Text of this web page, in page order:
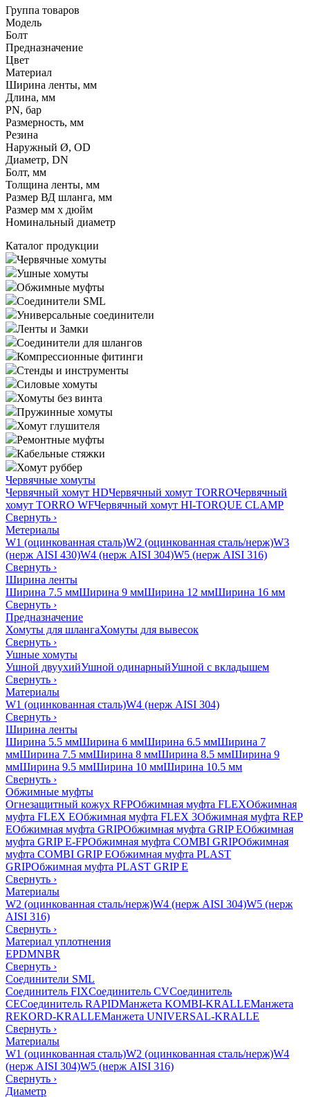
Группа товаров
Модель
Болт
Предназначение
Цвет
Материал
Ширина ленты, мм
Длина, мм
PN, бар
Размерность, мм
Резина
Наружный Ø, OD
Диаметр, DN
Болт, мм
Толщина ленты, мм
Размер ВД шланга, мм
Размер мм x дюйм
Номинальный диаметр
Каталог продукции
Червячные хомуты
Ушные хомуты
Обжимные муфты
Соединители SML
Универсальные соединители
Ленты и Замки
Соединители для шлангов
Компрессионные фитинги
Стенды и инструменты
Силовые хомуты
Хомуты без винта
Пружинные хомуты
Хомут глушителя
Ремонтные муфты
Кабельные стяжки
Хомут руббер
Червячные хомуты
Червячный хомут HDЧервячный хомут TORROЧервячный
хомут TORRO WFЧервячный хомут HI-TORQUE CLAMP
Свернуть ›
Метериалы
W1 (оцинкованная сталь)W2 (оцинкованная сталь/нерж)W3
(нерж AISI 430)W4 (нерж AISI 304)W5 (нерж AISI 316)
Свернуть ›
Ширина ленты
Ширина 7.5 ммШирина 9 ммШирина 12 ммШирина 16 мм
Свернуть ›
Предназначение
Хомуты для шлангаХомуты для вывесок
Свернуть ›
Ушные хомуты
Ушной двуухийУшной одинарныйУшной с вкладышем
Свернуть ›
Материалы
W1 (оцинкованная сталь)W4 (нерж AISI 304)
Свернуть ›
Ширина ленты
Ширина 5.5 ммШирина 6 ммШирина 6.5 ммШирина 7
ммШирина 7.5 ммШирина 8 ммШирина 8.5 ммШирина 9
ммШирина 9.5 ммШирина 10 ммШирина 10.5 мм
Свернуть ›
Обжимные муфты
Огнезащитный кожух RFPОбжимная муфта FLEXОбжимная
муфта FLEX EОбжимная муфта FLEX 3Обжимная муфта REP
EОбжимная муфта GRIPОбжимная муфта GRIP EОбжимная
муфта GRIP E-FPОбжимная муфта COMBI GRIPОбжимная
муфта COMBI GRIP EОбжимная муфта PLAST
GRIPОбжимная муфта PLAST GRIP E
Свернуть ›
Материалы
W2 (оцинкованная сталь/нерж)W4 (нерж AISI 304)W5 (нерж
AISI 316)
Свернуть ›
Материал уплотнения
EPDMNBR
Свернуть ›
Соединители SML
Соединитель FIXСоединитель CVСоединитель
CEСоединитель RAPIDМанжета KOMBI-KRALLEМанжета
REKORD-KRALLEМанжета UNIVERSAL-KRALLE
Свернуть ›
Материалы
W1 (оцинкованная сталь)W2 (оцинкованная сталь/нерж)W4
(нерж AISI 304)W5 (нерж AISI 316)
Свернуть ›
Диаметр